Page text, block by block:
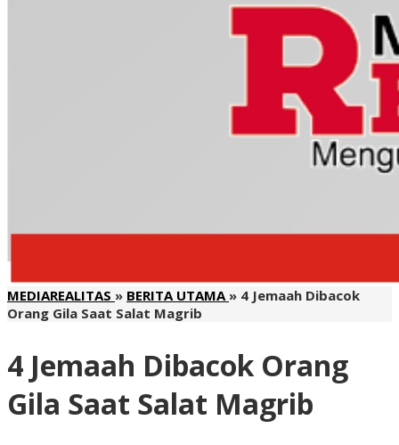
MEDIAREALITAS » BERITA UTAMA » 4 Jemaah Dibacok
Orang Gila Saat Salat Magrib
4 Jemaah Dibacok Orang
Gila Saat Salat Magrib